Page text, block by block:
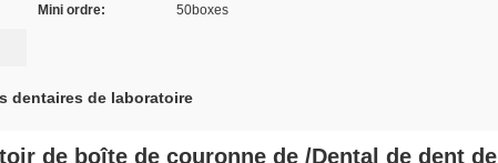
Mini ordre: 50boxes
dentaires de laboratoire
de boîte de couronne de /Dental de dent de